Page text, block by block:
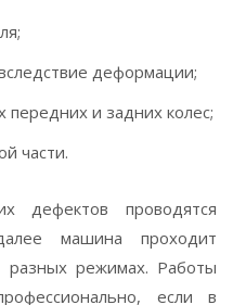
деформации;
и задних колес;
части.
дефектов проводятся
машина проходит
разных режимах. Работы
если в